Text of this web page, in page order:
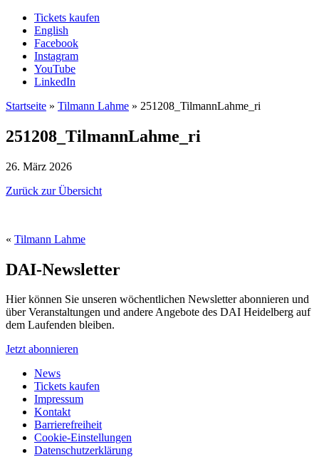
Tickets kaufen
English
Facebook
Instagram
YouTube
LinkedIn
Startseite » Tilmann Lahme » 251208_TilmannLahme_ri
251208_TilmannLahme_ri
26. März 2026
Zurück zur Übersicht
« Tilmann Lahme
DAI-Newsletter
Hier können Sie unseren wöchentlichen Newsletter abonnieren und
über Veranstaltungen und andere Angebote des DAI Heidelberg auf
dem Laufenden bleiben.
Jetzt abonnieren
News
Tickets kaufen
Impressum
Kontakt
Barrierefreiheit
Cookie-Einstellungen
Datenschutzerklärung